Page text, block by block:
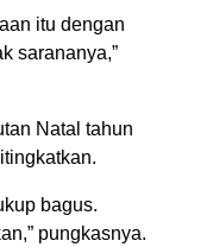
itu dengan
sarananya,”
Natal tahun
bagus.
pungkasnya.